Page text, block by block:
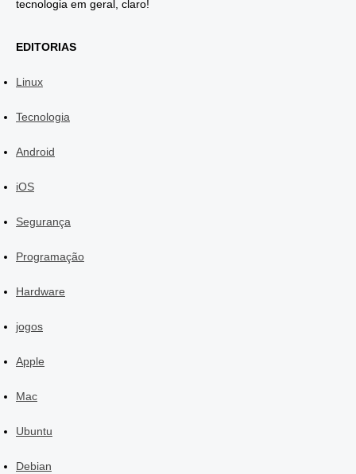
tecnologia em geral, claro!
EDITORIAS
Linux
Tecnologia
Android
iOS
Segurança
Programação
Hardware
jogos
Apple
Mac
Ubuntu
Debian